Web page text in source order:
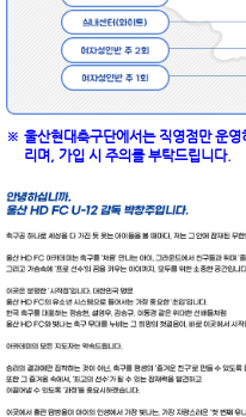
울산현대축구단에서는 직영점만 운
리며, 가입 시 주의를 부탁드립니다.